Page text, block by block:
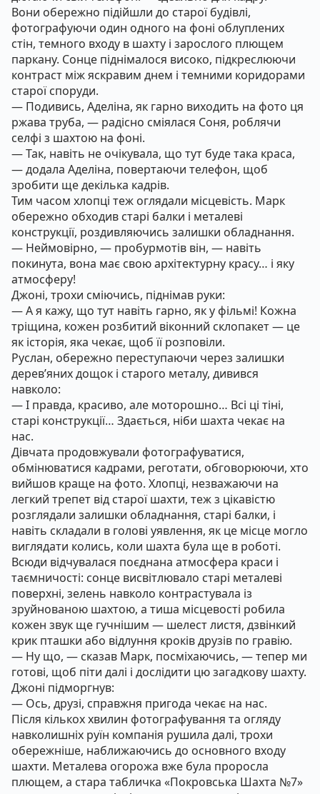
Вони обережно підійшли до старої будівлі,
фотографуючи один одного на фоні облуплених
стін, темного входу в шахту і зарослого плющем
паркану. Сонце піднімалося високо, підкреслюючи
контраст між яскравим днем і темними коридорами
старої споруди.
— Подивись, Аделіна, як гарно виходить на фото ця
ржава труба, — радісно сміялася Соня, роблячи
селфі з шахтою на фоні.
— Так, навіть не очікувала, що тут буде така краса,
— додала Аделіна, повертаючи телефон, щоб
зробити ще декілька кадрів.
Тим часом хлопці теж оглядали місцевість. Марк
обережно обходив старі балки і металеві
конструкції, роздивляючись залишки обладнання.
— Неймовірно, — пробурмотів він, — навіть
покинута, вона має свою архітектурну красу… і яку
атмосферу!
Джоні, трохи сміючись, піднімав руки:
— А я кажу, що тут навіть гарно, як у фільмі! Кожна
тріщина, кожен розбитий віконний склопакет — це
як історія, яка чекає, щоб її розповіли.
Руслан, обережно переступаючи через залишки
дерев’яних дощок і старого металу, дивився
навколо:
— І правда, красиво, але моторошно… Всі ці тіні,
старі конструкції… Здається, ніби шахта чекає на
нас.
Дівчата продовжували фотографуватися,
обмінюватися кадрами, реготати, обговорюючи, хто
вийшов краще на фото. Хлопці, незважаючи на
легкий трепет від старої шахти, теж з цікавістю
розглядали залишки обладнання, старі балки, і
навіть складали в голові уявлення, як це місце могло
виглядати колись, коли шахта була ще в роботі.
Всюди відчувалася поєднана атмосфера краси і
таємничості: сонце висвітлювало старі металеві
поверхні, зелень навколо контрастувала із
зруйнованою шахтою, а тиша місцевості робила
кожен звук ще гучнішим — шелест листя, дзвінкий
крик пташки або відлуння кроків друзів по гравію.
— Ну що, — сказав Марк, посміхаючись, — тепер ми
готові, щоб піти далі і дослідити цю загадкову шахту.
Джоні підморгнув:
— Ось, друзі, справжня пригода чекає на нас.
Після кількох хвилин фотографування та огляду
навколишніх руїн компанія рушила далі, трохи
обережніше, наближаючись до основного входу
шахти. Металева огорожа вже була проросла
плющем, а стара табличка «Покровська Шахта №7»